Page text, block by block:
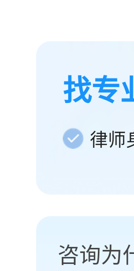
找专
律师
咨询为